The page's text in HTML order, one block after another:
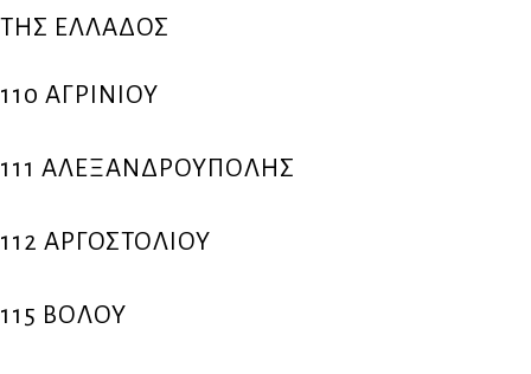
ΤΗΣ ΕΛΛΑΔΟΣ
110 ΑΓΡΙΝΙΟΥ
111 ΑΛΕΞΑΝΔΡΟΥΠΟΛΗΣ
112 ΑΡΓΟΣΤΟΛΙΟΥ
115 ΒΟΛΟΥ